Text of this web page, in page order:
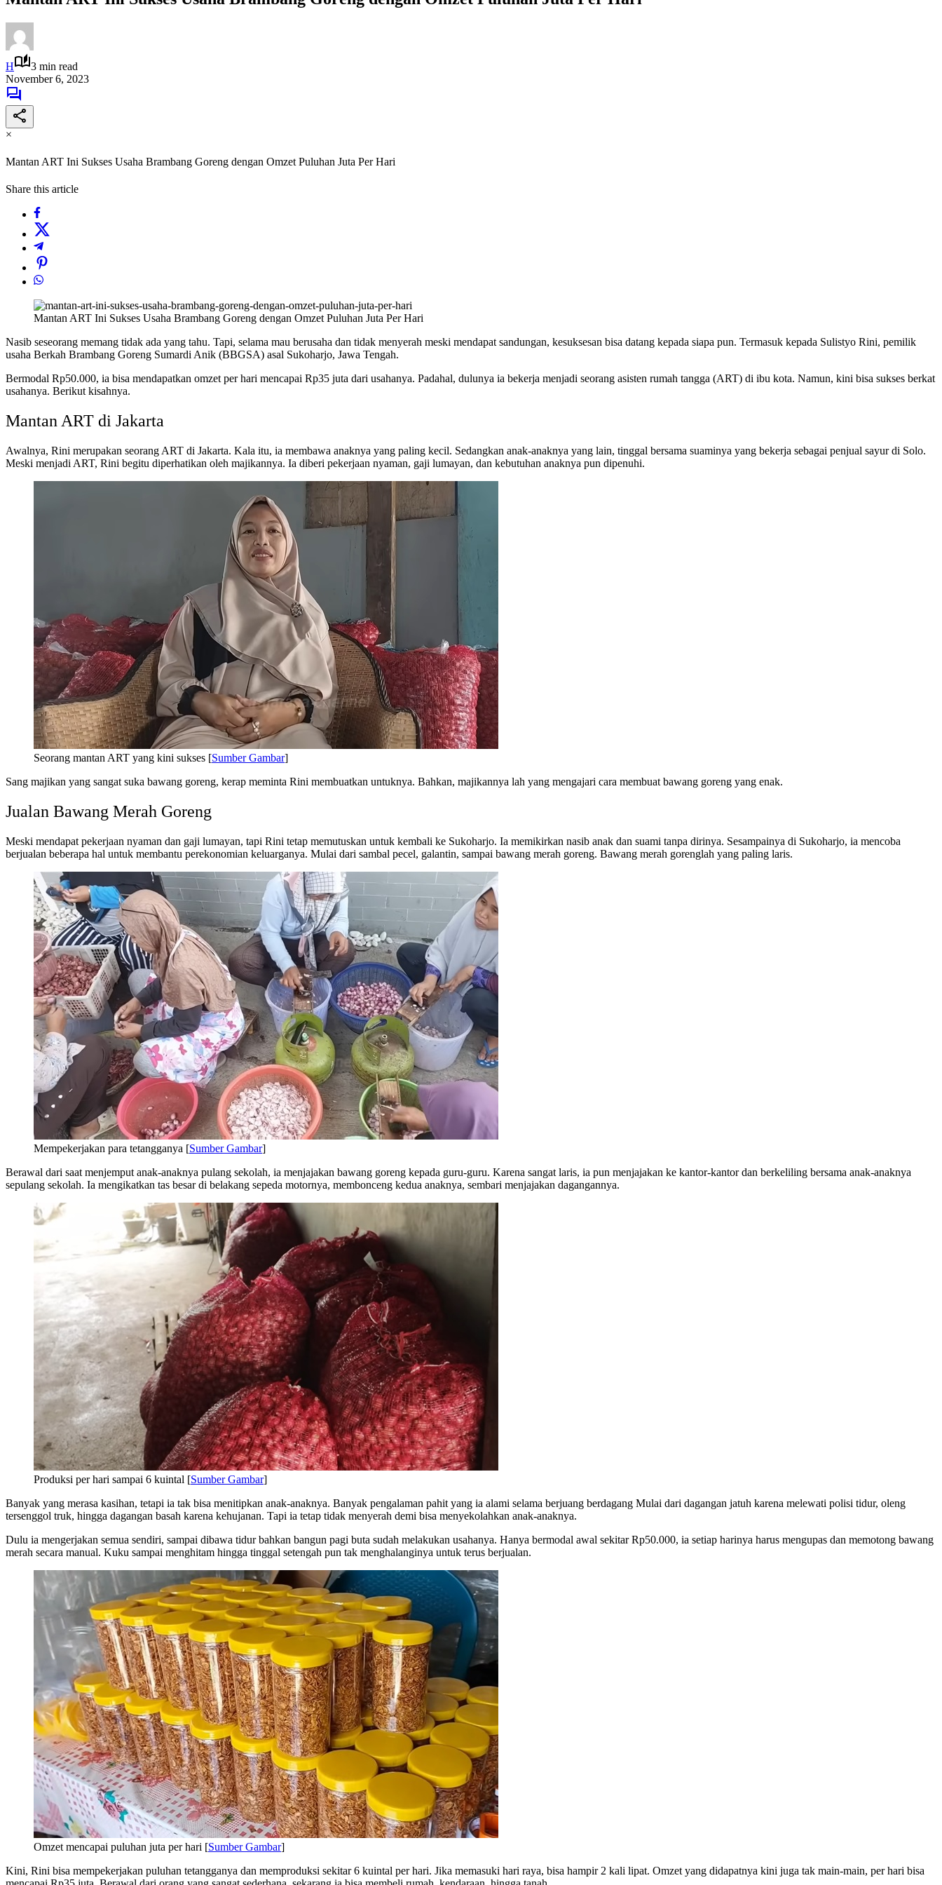
H
3 min read
November 6, 2023
×
Mantan ART Ini Sukses Usaha Brambang Goreng dengan Omzet Puluhan Juta Per Hari
Share this article
Mantan ART Ini Sukses Usaha Brambang Goreng dengan Omzet Puluhan Juta Per Hari
Nasib seseorang memang tidak ada yang tahu. Tapi, selama mau berusaha dan tidak menyerah meski mendapat sandungan, kesuksesan bisa datang kepada siapa pun. Termasuk kepada Sulistyo Rini, pemilik
usaha Berkah Brambang Goreng Sumardi Anik (BBGSA) asal Sukoharjo, Jawa Tengah.
Bermodal Rp50.000, ia bisa mendapatkan omzet per hari mencapai Rp35 juta dari usahanya. Padahal, dulunya ia bekerja menjadi seorang asisten rumah tangga (ART) di ibu kota. Namun, kini bisa sukses berkat
usahanya. Berikut kisahnya.
Mantan ART di Jakarta
Awalnya, Rini merupakan seorang ART di Jakarta. Kala itu, ia membawa anaknya yang paling kecil. Sedangkan anak-anaknya yang lain, tinggal bersama suaminya yang bekerja sebagai penjual sayur di Solo.
Meski menjadi ART, Rini begitu diperhatikan oleh majikannya. Ia diberi pekerjaan nyaman, gaji lumayan, dan kebutuhan anaknya pun dipenuhi.
Seorang mantan ART yang kini sukses [Sumber Gambar]
Sang majikan yang sangat suka bawang goreng, kerap meminta Rini membuatkan untuknya. Bahkan, majikannya lah yang mengajari cara membuat bawang goreng yang enak.
Jualan Bawang Merah Goreng
Meski mendapat pekerjaan nyaman dan gaji lumayan, tapi Rini tetap memutuskan untuk kembali ke Sukoharjo. Ia memikirkan nasib anak dan suami tanpa dirinya. Sesampainya di Sukoharjo, ia mencoba
berjualan beberapa hal untuk membantu perekonomian keluarganya. Mulai dari sambal pecel, galantin, sampai bawang merah goreng. Bawang merah gorenglah yang paling laris.
Mempekerjakan para tetangganya [Sumber Gambar]
Berawal dari saat menjemput anak-anaknya pulang sekolah, ia menjajakan bawang goreng kepada guru-guru. Karena sangat laris, ia pun menjajakan ke kantor-kantor dan berkeliling bersama anak-anaknya
sepulang sekolah. Ia mengikatkan tas besar di belakang sepeda motornya, membonceng kedua anaknya, sembari menjajakan dagangannya.
Produksi per hari sampai 6 kuintal [Sumber Gambar]
Banyak yang merasa kasihan, tetapi ia tak bisa menitipkan anak-anaknya. Banyak pengalaman pahit yang ia alami selama berjuang berdagang Mulai dari dagangan jatuh karena melewati polisi tidur, oleng
tersenggol truk, hingga dagangan basah karena kehujanan. Tapi ia tetap tidak menyerah demi bisa menyekolahkan anak-anaknya.
Dulu ia mengerjakan semua sendiri, sampai dibawa tidur bahkan bangun pagi buta sudah melakukan usahanya. Hanya bermodal awal sekitar Rp50.000, ia setiap harinya harus mengupas dan memotong bawang
merah secara manual. Kuku sampai menghitam hingga tinggal setengah pun tak menghalanginya untuk terus berjualan.
Omzet mencapai puluhan juta per hari [Sumber Gambar]
Kini, Rini bisa mempekerjakan puluhan tetangganya dan memproduksi sekitar 6 kuintal per hari. Jika memasuki hari raya, bisa hampir 2 kali lipat. Omzet yang didapatnya kini juga tak main-main, per hari bisa